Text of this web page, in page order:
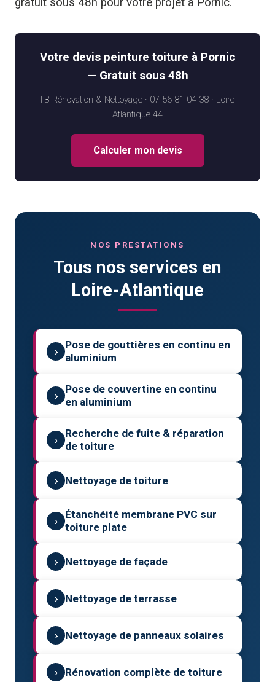
Votre devis peinture toiture à Pornic
— Gratuit sous 48h
TB Rénovation & Nettoyage · 07 56 81 04 38 · Loire-
Atlantique 44
Calculer mon devis
NOS PRESTATIONS
Tous nos services en
Loire-Atlantique
›
Pose de gouttières en continu en
aluminium
›
Pose de couvertine en continu
en aluminium
›
Recherche de fuite & réparation
de toiture
› Nettoyage de toiture
›
Étanchéité membrane PVC sur
toiture plate
› Nettoyage de façade
› Nettoyage de terrasse
› Nettoyage de panneaux solaires
› Rénovation complète de toiture